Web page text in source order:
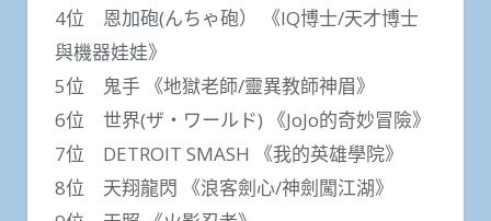
4位 恩加砲(んちゃ砲） 《IQ博士/天才博士
與機器娃娃》
5位 鬼手 《地獄老師/靈異教師神眉》
6位 世界(ザ・ワールド) 《JoJo的奇妙冒險》
7位 DETROIT SMASH 《我的英雄學院》
8位 天翔龍閃 《浪客劍心/神劍闖江湖》